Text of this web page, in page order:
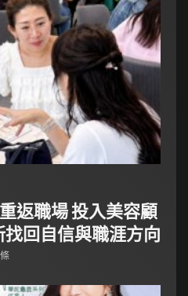
返職場 投入美容顧
找回自信與職涯方向